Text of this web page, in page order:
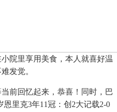
院里享用美食，本人就喜好温
发觉。
回忆起来，恭喜！同时，巴
恩里克3年11冠：创2大记载2-0